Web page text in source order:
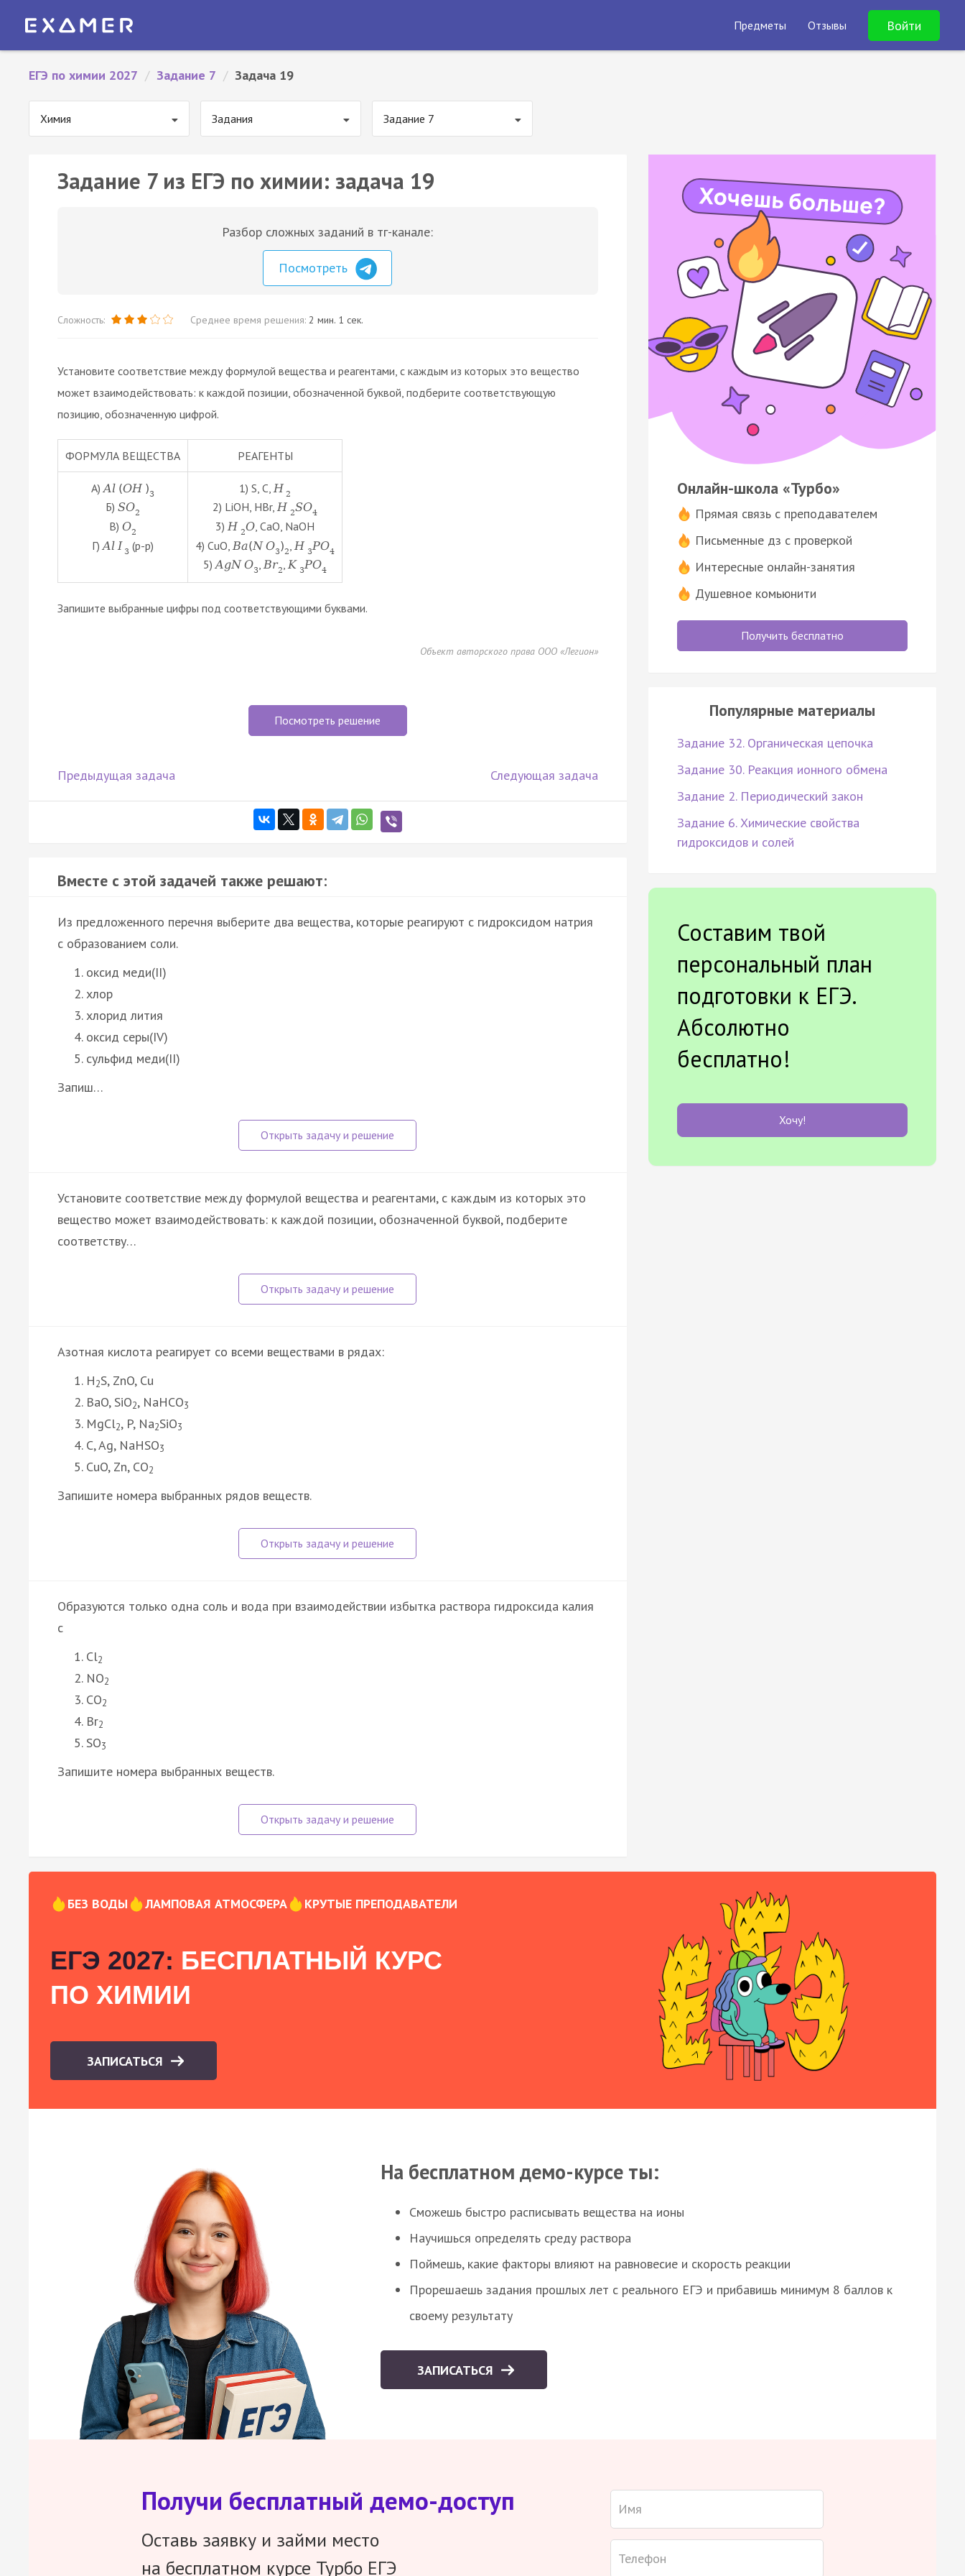
Предметы Отзывы Войти
ЕГЭ по химии 2027 / Задание 7 / Задача 19
Химия Задания Задание 7
Задание 7 из ЕГЭ по химии: задача 19
Разбор сложных заданий в тг-канале:
Посмотреть
Сложность: Среднее время решения: 2 мин. 1 сек.
Установите соответствие между формулой вещества и реагентами, с каждым из которых это вещество
может взаимодействовать: к каждой позиции, обозначенной буквой, подберите соответствующую
позицию, обозначенную цифрой.
ФОРМУЛА ВЕЩЕСТВА РЕАГЕНТЫ
А)Al (OH )3
Б) SO2
В) O2
Г) Al I 3 (р-р)
1) S, C, H 2
2) LiOH, HBr,H 2SO4
3)H 2O, CaO, NaOH
4) CuO, Ba(NO3)2 H 3PO4
5)AgNO3, Br2, K 3PO4
Запишите выбранные цифры под соответствующими буквами.
Объект авторского права ООО «Легион»
Посмотреть решение
Предыдущая задача Следующая задача
Вместе с этой задачей также решают:
Из предложенного перечня выберите два вещества, которые реагируют с гидроксидом натрия
с образованием соли.
оксид меди(II)
хлор
хлорид лития
оксид серы(IV)
сульфид меди(II)
Запиш…
Установите соответствие между формулой вещества и реагентами, с каждым из которых это
вещество может взаимодействовать: к каждой позиции, обозначенной буквой, подберите
соответству…
Азотная кислота реагирует со всеми веществами в рядах:
H2S, ZnO, Cu
BaO, SiO2, NaHCO3
MgCl2, P, Na2SiO3
C, Ag, NaHSO3
CuO, Zn, CO2
Запишите номера выбранных рядов веществ.
Образуются только одна соль и вода при взаимодействии избытка раствора гидроксида калия
с
Cl2
NO2
CO2
Br2
SO3
Запишите номера выбранных веществ.
Онлайн-школа «Турбо»
Прямая связь с преподавателем
Письменные дз с проверкой
Интересные онлайн-занятия
Душевное комьюнити
Получить бесплатно
Популярные материалы
Задание 32. Органическая цепочка
Задание 30. Реакция ионного обмена
Задание 2. Периодический закон
Задание 6. Химические свойства
гидроксидов и солей
Составим твой
персональный план
подготовки к ЕГЭ.
Абсолютно
бесплатно!
Хочу!
БЕЗ ВОДЫ ЛАМПОВАЯ АТМОСФЕРА КРУТЫЕ ПРЕПОДАВАТЕЛИ
ЕГЭ 2027: БЕСПЛАТНЫЙ КУРС
ПО ХИМИИ
ЗАПИСАТЬСЯ
На бесплатном демо-курсе ты:
Сможешь быстро расписывать вещества на ионы
Научишься определять среду раствора
Поймешь, какие факторы влияют на равновесие и скорость реакции
Прорешаешь задания прошлых лет с реального ЕГЭ и прибавишь минимум 8 баллов к
своему результату
ЗАПИСАТЬСЯ
Получи бесплатный демо-доступ
Оставь заявку и займи место
на бесплатном курсе Турбо ЕГЭ